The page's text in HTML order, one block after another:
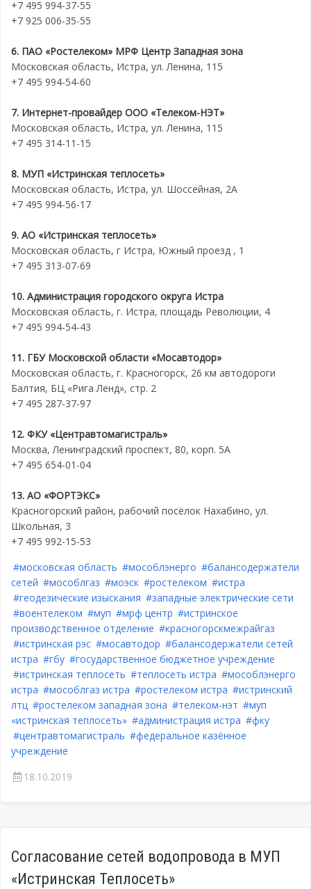
+7 495 994-37-55
+7 925 006-35-55
6. ПАО «Ростелеком» МРФ Центр Западная зона
Московская область, Истра, ул. Ленина, 115
+7 495 994-54-60
7. Интернет-провайдер ООО «Телеком-НЭТ»
Московская область, Истра, ул. Ленина, 115
+7 495 314-11-15
8. МУП «Истринская теплосеть»
Московская область, Истра, ул. Шоссейная, 2А
+7 495 994-56-17
9. АО «Истринская теплосеть»
Московская область, г Истра, Южный проезд , 1
+7 495 313-07-69
10. Администрация городского округа Истра
Московская область, г. Истра, площадь Революции, 4
+7 495 994‑54-43
11. ГБУ Московской области «Мосавтодор»
Московская область, г. Красногорск, 26 км автодороги
Балтия, БЦ «Рига Ленд», стр. 2
+7 495 287-37-97
12. ФКУ «Центравтомагистраль»
Москва, Ленинградский проспект, 80, корп. 5А
+7 495 654-01-04
13. АО «ФОРТЭКС»
Красногорский район, рабочий посёлок Нахабино, ул.
Школьная, 3
+7 495 992-15-53
#московская область #мособлэнерго #балансодержатели
сетей #мособлгаз #моэск #ростелеком #истра
#геодезические изыскания #западные электрические сети
#воентелеком #муп #мрф центр #истринское
производственное отделение #красногорскмежрайгаз
#истринская рэс #мосавтодор #балансодержатели сетей
истра #гбу #государственное бюджетное учреждение
#истринская теплосеть #теплосеть истра #мособлэнерго
истра #мособлгаз истра #ростелеком истра #истринский
лтц #ростелеком западная зона #телеком-нэт #муп
«истринская теплосеть» #администрация истра #фку
#центравтомагистраль #федеральное казённое
учреждение
18.10.2019
Согласование сетей водопровода в МУП
«Истринская Теплосеть»